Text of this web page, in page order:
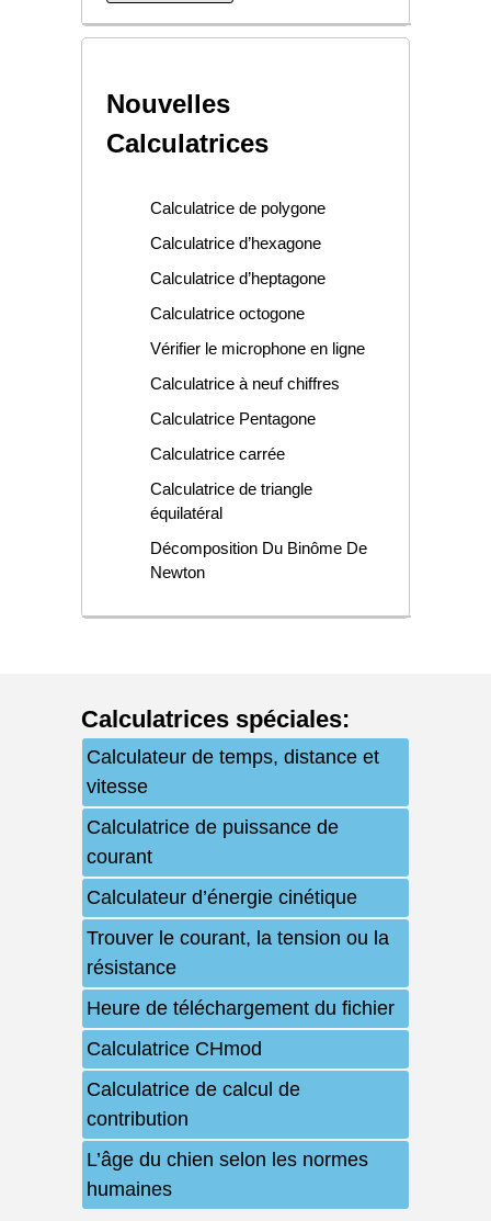
Nouvelles
Calculatrices
Calculatrice de polygone
Calculatrice d’hexagone
Calculatrice d’heptagone
Calculatrice octogone
Vérifier le microphone en ligne
Calculatrice à neuf chiffres
Calculatrice Pentagone
Calculatrice carrée
Calculatrice de triangle
équilatéral
Décomposition Du Binôme De
Newton
Calculatrices spéciales:
Calculateur de temps, distance et
vitesse
Calculatrice de puissance de
courant
Calculateur d’énergie cinétique
Trouver le courant, la tension ou la
résistance
Heure de téléchargement du fichier
Calculatrice CHmod
Calculatrice de calcul de
contribution
L’âge du chien selon les normes
humaines